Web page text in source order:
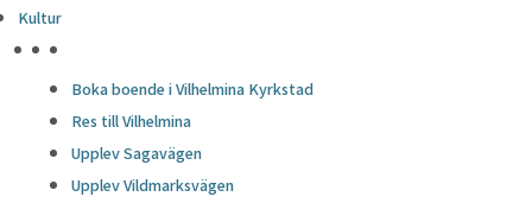
Kultur
Boka boende i Vilhelmina Kyrkstad
Res till Vilhelmina
Upplev Sagavägen
Upplev Vildmarksvägen